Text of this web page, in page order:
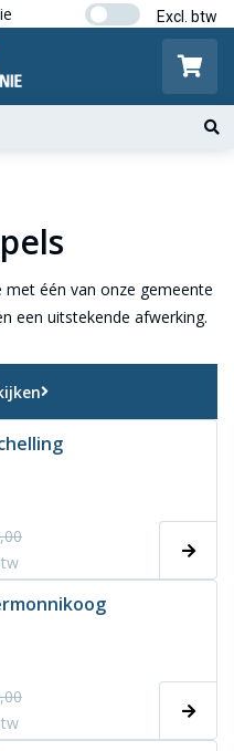
Gratis
één van onze gemeente
een uitstekende afwerking.